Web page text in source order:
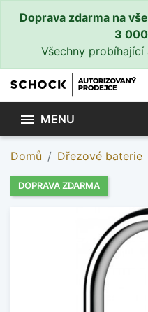
Doprava zdarma na
3
Všechny probíhající
 MENU
Domů Dřezové baterie
DOPRAVA ZDARMA